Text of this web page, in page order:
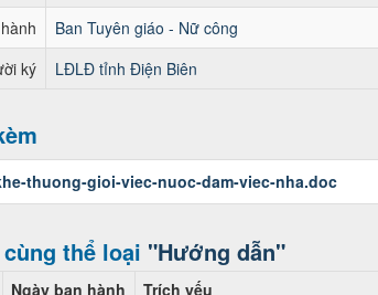
Ban Tuyên giáo - Nữ công
ký
LĐLĐ tỉnh Điện Biên
thuong-gioi-viec-nuoc-dam-viec-nha.doc
thể loại "Hướng dẫn"
Ngày ban hành
Trích yếu